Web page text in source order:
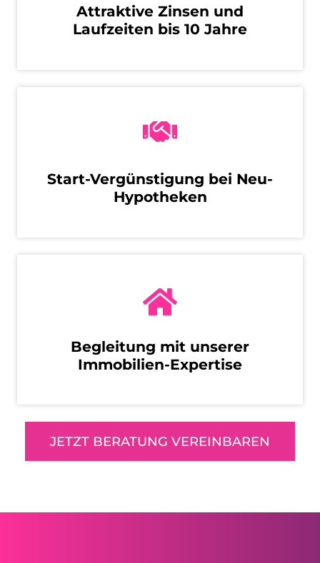
Attraktive Zinsen und
Laufzeiten bis 10 Jahre
Start-Vergünstigung bei Neu-
Hypotheken
Begleitung mit unserer
Immobilien-Expertise
JETZT BERATUNG VEREINBAREN